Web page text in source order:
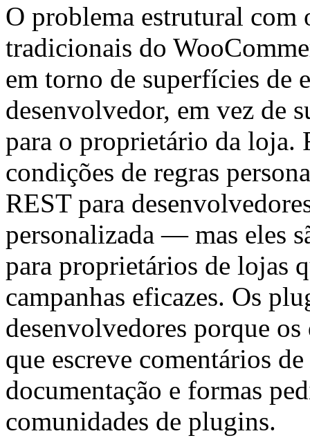
O problema estrutural
tradicionais do
em torno de superfícies de
desenvolvedor, em vez de
para o proprietário da loja.
condições de regras
REST para
personalizada — mas eles
para proprietários de lojas
campanhas eficazes. Os
desenvolvedores porque
que escreve comentários
documentação e formas
comunidades de plugins.